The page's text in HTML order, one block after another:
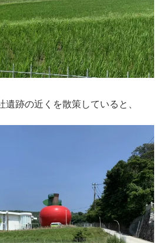
跡の近くを散策していると、